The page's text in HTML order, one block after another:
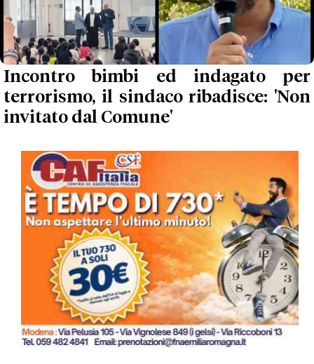
Incontro bimbi ed indagato per
terrorismo, il sindaco ribadisce: 'Non
invitato dal Comune'